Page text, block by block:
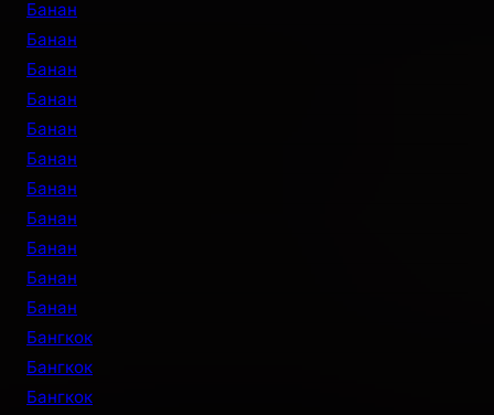
Банан
Банан
Банан
Банан
Банан
Банан
Банан
Банан
Банан
Банан
Банан
Бангкок
Бангкок
Бангкок